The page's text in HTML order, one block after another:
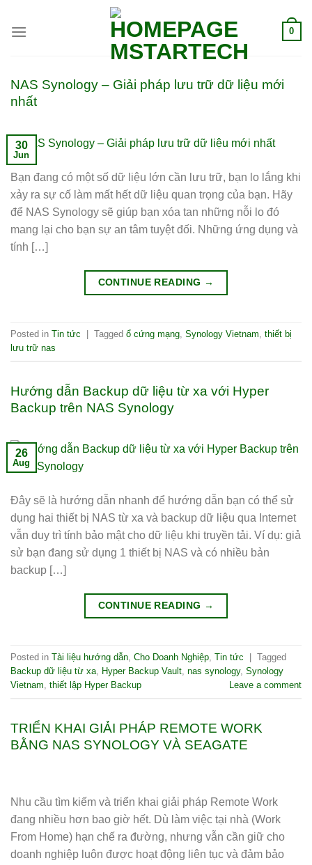
0
NAS Synology – Giải pháp lưu trữ dữ liệu mới
nhất
30
Jun
Bạn đang có một số dữ liệu lớn cần lưu trữ, bạn lo lắng khi
xảy ra sự cố làm mất hết dữ liệu quan trọng của bạn. Hãy
để NAS Synology sẽ giúp bạn xóa tan những nỗi lo đó
mang lại cho bạn sự an tâm tuyệt đối. Những ứng dụng và
tính […]
CONTINUE READING →
Posted in Tin tức Tagged ổ cứng mạng, Synology Vietnam, thiết bị
lưu trữ nas
Hướng dẫn Backup dữ liệu từ xa với Hyper
Backup trên NAS Synology
26
Aug
Đây sẽ là hướng dẫn nhanh để hướng dẫn bạn có thể sử
dụng hai thiết bị NAS từ xa và backup dữ liệu qua Internet
vẫn duy trì tính bảo mật cho dữ liệu khi truyền tải. Ví dụ: giả
sử bạn đang sử dụng 1 thiết bị NAS và có nhiều bản
backup […]
CONTINUE READING →
Posted in Tài liệu hướng dẫn Cho Doanh Nghiệp Tin tức
Tagged
Backup dữ liệu từ xa
Hyper Backup Vault nas synology, Synology
Vietnam thiết lập Hyper Backup Leave a comment
TRIỂN KHAI GIẢI PHÁP REMOTE WORK
BẰNG NAS SYNOLOGY VÀ SEAGATE
Nhu cầu tìm kiếm và triển khai giải pháp Remote Work
đang nhiều hơn bao giờ hết. Dù làm việc tại nhà (Work
From Home) hạn chế ra đường, nhưng vẫn cần giữ cho
doanh nghiệp luôn được hoạt động liên tục và đảm bảo